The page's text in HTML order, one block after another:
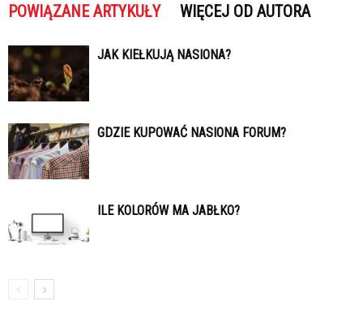
POWIĄZANE ARTYKUŁY WIĘCEJ OD AUTORA
JAK KIEŁKUJĄ NASIONA?
GDZIE KUPOWAĆ NASIONA FORUM?
ILE KOLORÓW MA JABŁKO?